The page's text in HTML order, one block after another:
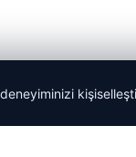
deneyiminizi